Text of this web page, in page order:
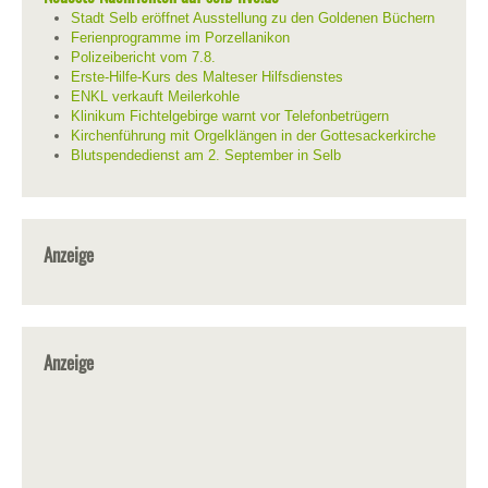
Stadt Selb eröffnet Ausstellung zu den Goldenen Büchern
Ferienprogramme im Porzellanikon
Polizeibericht vom 7.8.
Erste-Hilfe-Kurs des Malteser Hilfsdienstes
ENKL verkauft Meilerkohle
Klinikum Fichtelgebirge warnt vor Telefonbetrügern
Kirchenführung mit Orgelklängen in der Gottesackerkirche
Blutspendedienst am 2. September in Selb
Anzeige
Anzeige